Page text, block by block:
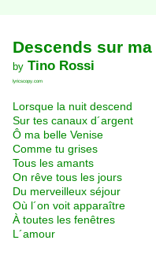
Descends sur
by Tino Rossi
lyricscopy.com
Lorsque la nuit descend
Sur tes canaux d´argent
Ô ma belle Venise
Comme tu grises
Tous les amants
On rêve tous les jours
Du merveilleux séjour
Où l´on voit apparaître
À toutes les fenêtres
L´amour